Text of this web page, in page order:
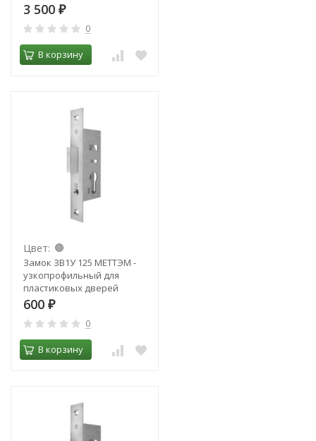
3 500 ₽
0
В корзину
Цвет:
Замок ЗВ1У 125 МЕТТЭМ -
узкопрофильный для
пластиковых дверей
600 ₽
0
В корзину